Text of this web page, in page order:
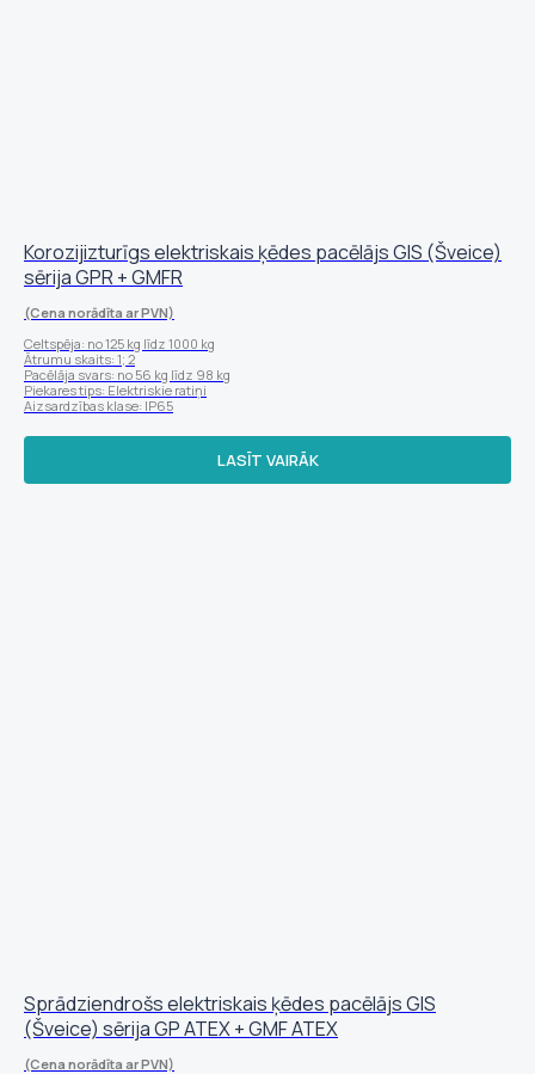
Korozijizturīgs elektriskais ķēdes pacēlājs GIS (Šveice)
sērija GPR + GMFR
(Cena norādīta ar PVN)
Celtspēja: no 125 kg līdz 1000 kg
Ātrumu skaits: 1; 2
Pacēlāja svars: no 56 kg līdz 98 kg
Piekares tips: Elektriskie ratiņi
Aizsardzības klase: IP65
LASĪT VAIRĀK
Sprādziendrošs elektriskais ķēdes pacēlājs GIS
(Šveice) sērija GP ATEX + GMF ATEX
(Cena norādīta ar PVN)